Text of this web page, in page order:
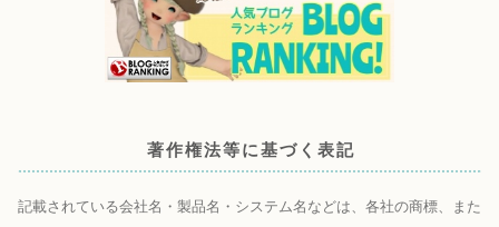
著作権法等に基づく表記
記載されている会社名・製品名・システム名などは、各社の商標、また